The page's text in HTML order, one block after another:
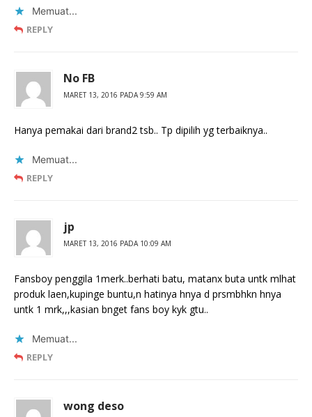
Memuat...
REPLY
No FB
MARET 13, 2016 PADA 9:59 AM
Hanya pemakai dari brand2 tsb.. Tp dipilih yg terbaiknya..
Memuat...
REPLY
jp
MARET 13, 2016 PADA 10:09 AM
Fansboy penggila 1merk..berhati batu, matanx buta untk mlhat
produk laen,kupinge buntu,n hatinya hnya d prsmbhkn hnya
untk 1 mrk,,,kasian bnget fans boy kyk gtu..
Memuat...
REPLY
wong deso